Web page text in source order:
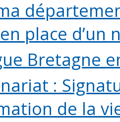
place d’un
Bretagne
:
de la